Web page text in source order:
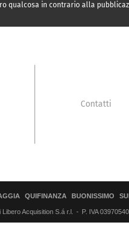
qualcosa in contrario alla
Contatti
QUIFINANZA BUONISSIMO
Acquisition S.á r.l. P. IVA